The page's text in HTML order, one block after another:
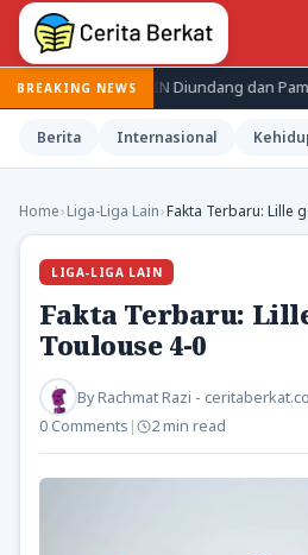
BREAKING NEWS
Periset BRIN Diundang dan Pamerkan
Berita Internasional
Home›Liga-Liga Lain›Fakta Terbaru: Lille
LIGA-LIGA LAIN
Fakta Terbaru:
Toulouse 4-0
ByRachmat Razi -
0 Comments | 2 min read